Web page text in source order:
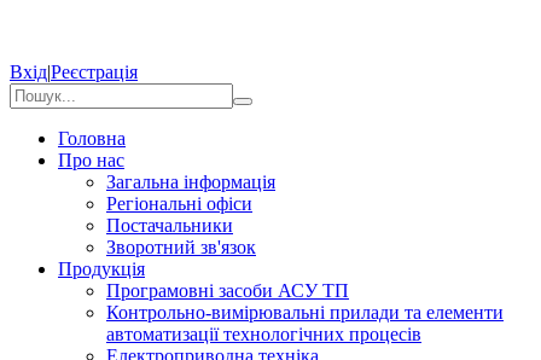
Вхід|Реєстрація
Головна
Про нас
Загальна інформація
Регіональні офіси
Постачальники
Зворотний зв'язок
Продукція
Програмовні засоби АСУ ТП
Контрольно-вимірювальні прилади та елементи
автоматизації технологічних процесів